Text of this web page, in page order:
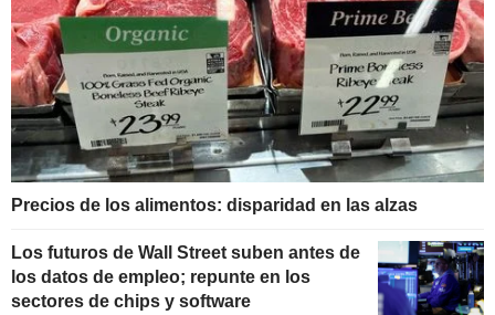
Precios de los alimentos: disparidad en las alzas
Los futuros de Wall Street suben antes de
los datos de empleo; repunte en los
sectores de chips y software